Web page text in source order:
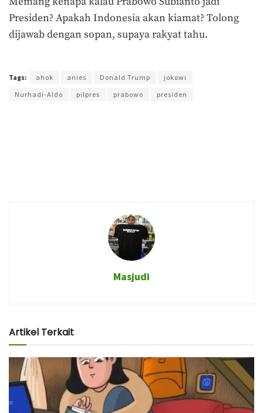
Presiden? Apakah Indonesia akan kiamat? Tolong
dijawab dengan sopan, supaya rakyat tahu.
Tags: ahok anies Donald Trump
jokowi
Nurhadi-Aldo
pilpres prabowo presiden
Masjudi
Artikel Terkait